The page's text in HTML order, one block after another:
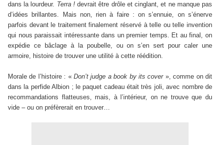
dans la lourdeur. Terra !devrait être drôle et cinglant, et ne manque pas
d’idées brillantes. Mais non, rien à faire : on s’ennuie, on s’énerve
parfois devant le traitement finalement réservé à telle ou telle invention
qui nous paraissait intéressante dans un premier temps. Et au final, on
expédie ce bâclage à la poubelle, ou on s’en sert pour caler une
armoire, histoire de trouver une utilité à cette réédition.
Morale de l’histoire : « Don’t judge a book by its cover», comme on dit
dans la perfide Albion ; le paquet cadeau était très joli, avec nombre de
recommandations flatteuses, mais, à l’intérieur, on ne trouve que du
vide – ou on préfèrerait en trouver…